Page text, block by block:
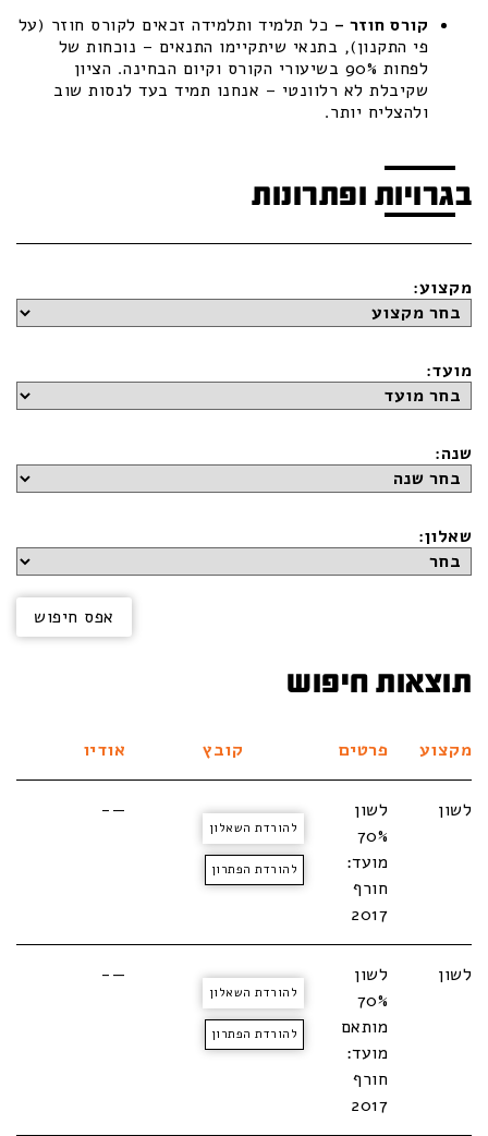
קורס חוזר – כל תלמיד ותלמידה זכאים לקורס חוזר (על
פי התקנון), בתנאי שיתקיימו התנאים – נוכחות של
לפחות 90% בשיעורי הקורס וקיום הבחינה. הציון
שקיבלת לא רלוונטי – אנחנו תמיד בעד לנסות שוב
ולהצליח יותר.
בגרויות ופתרונות
מקצוע:
מועד:
שנה:
שאלון:
תוצאות חיפוש
מקצוע פרטים קובץ אודיו
לשון
לשון
70%
מועד:
חורף
2017
להורדת השאלון
להורדת הפתרון
—-
לשון
לשון
70%
מותאם
מועד:
חורף
2017
להורדת השאלון
להורדת הפתרון
—-